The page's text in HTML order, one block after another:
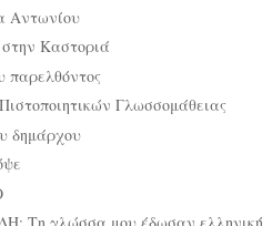
Αντωνίου
Καστοριά
Γλωσσομάθειας
δημάρχου